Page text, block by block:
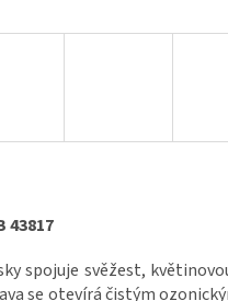
43817
spojuje svěžest,
se otevírá čistým